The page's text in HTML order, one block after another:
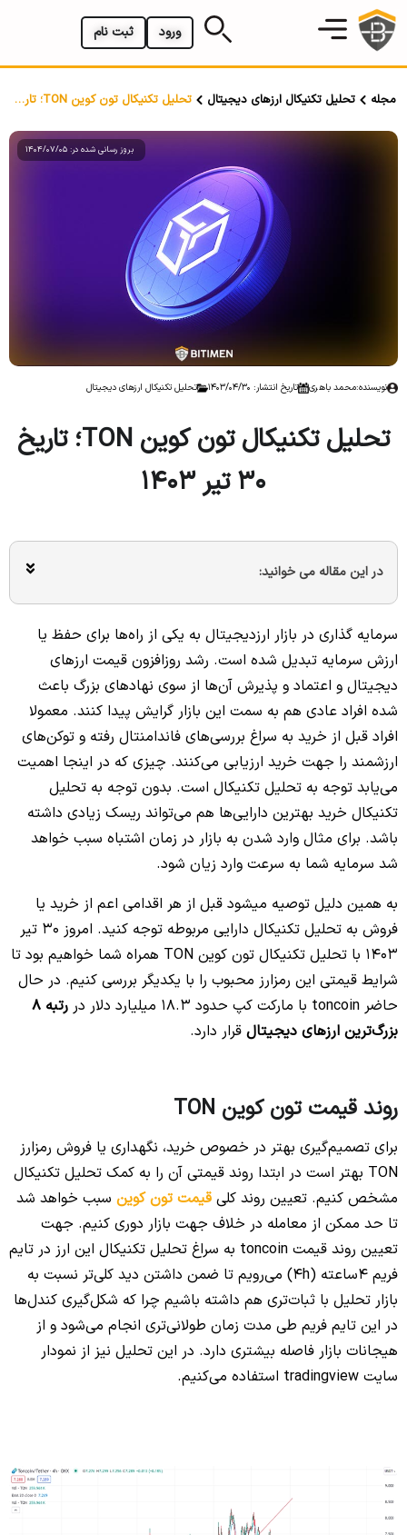
ثبت نام ورود
مجله تحلیل تکنیکال ارزهای دیجیتال تحلیل تکنیکال تون کوین TON؛ تاریخ ۳۰ تیر ۱۴۰۳
بروز رسانی شده در: 1404/07/05
نویسنده:محمد باهری تاریخ انتشار: 1403/04/30 تحلیل تکنیکال ارزهای دیجیتال
تحلیل تکنیکال تون کوین TON؛ تاریخ
۳۰ تیر ۱۴۰۳
در این مقاله می خوانید:
سرمایه گذاری در بازار ارزدیجیتال به یکی از راه‌ها برای حفظ یا
ارزش سرمایه تبدیل شده است. رشد روزافزون قیمت ارزهای
دیجیتال و اعتماد و پذیرش آن‌ها از سوی نهاد‌های بزرگ باعث
شده افراد عادی هم به سمت این بازار گرایش پیدا کنند. معمولا
افراد قبل از خرید به سراغ بررسی‌های فاندامنتال رفته و توکن‌های
ارزشمند را جهت خرید ارزیابی می‌کنند. چیزی که در اینجا اهمیت
می‌یابد توجه به تحلیل تکنیکال است. بدون توجه به تحلیل
تکنیکال خرید بهترین دارایی‌ها هم می‌تواند ریسک زیادی داشته
باشد. برای مثال وارد شدن به بازار در زمان اشتباه سبب خواهد
شد سرمایه شما به سرعت وارد زیان شود.
به همین دلیل توصیه میشود قبل از هر اقدامی اعم از خرید یا
فروش به تحلیل تکنیکال دارایی مربوطه توجه کنید. امروز ۳۰ تیر
۱۴۰۳ با تحلیل تکنیکال تون کوین TON همراه شما خواهیم بود تا
شرایط قیمتی این رمزارز محبوب را با یکدیگر بررسی کنیم. در حال
حاضر toncoin با مارکت کپ حدود 18.3 میلیارد دلار در
رتبه 8
بزرگ‌ترین ارزهای دیجیتال قرار دارد.
روند قیمت تون کوین TON
برای تصمیم‌گیری بهتر در خصوص خرید، نگهداری یا فروش رمزارز
TON بهتر است در ابتدا روند قیمتی آن را به کمک تحلیل تکنیکال
مشخص کنیم. تعیین روند کلی قیمت تون کوین سبب خواهد شد
تا حد ممکن از معامله در خلاف جهت بازار دوری کنیم. جهت
تعیین روند قیمت toncoin به سراغ تحلیل تکنیکال این ارز در تایم
فریم 4ساعته (4h) می‌رویم تا ضمن داشتن دید کلی‌تر نسبت به
بازار تحلیل با ثبات‌تری هم داشته باشیم چرا که شکل‌گیری کندل‌ها
در این تایم فریم طی مدت زمان طولانی‌تری انجام می‌شود و از
هیجانات بازار فاصله بیشتری دارد. در این تحلیل نیز از نمودار
سایت tradingview استفاده می‌کنیم.